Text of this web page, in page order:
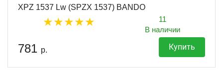
XPZ 1537 Lw (SPZX 1537) BANDO
11
В наличии
781 р. Купить